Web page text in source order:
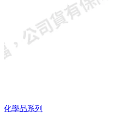
化學品系列